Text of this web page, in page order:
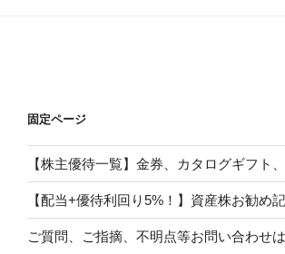
固定ページ
【株主優待一覧】金券、カタログギフト
【配当+優待利回り5%！】資産株お勧め
ご質問、ご指摘、不明点等お問い合わせ